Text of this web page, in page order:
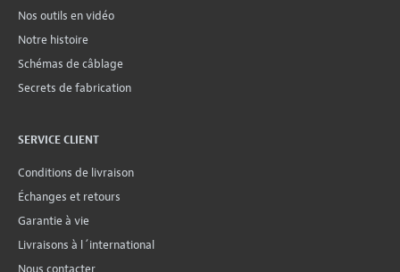
Nos outils en vidéo
Notre histoire
Schémas de câblage
Secrets de fabrication
SERVICE CLIENT
Conditions de livraison
Échanges et retours
Garantie à vie
Livraisons à l´international
Nous contacter